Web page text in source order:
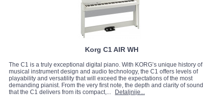
Korg C1 AIR WH
The C1 is a truly exceptional digital piano. With KORG’s unique history of
musical instrument design and audio technology, the C1 offers levels of
playability and versatility that will exceed the expectations of the most
demanding pianist. From the very first note, the depth and clarity of sound
that the C1 delivers from its compact,...
Detaljnije...